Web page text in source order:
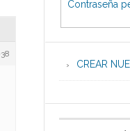
Contraseña
CREAR